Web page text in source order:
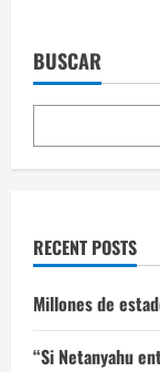
BUSCAR
RECENT POSTS
Millones de
“Si Netanyahu